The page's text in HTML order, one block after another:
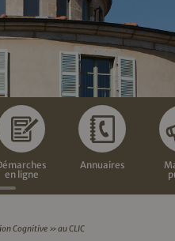
en ligne
Annuaires
Cognitive » au CLIC